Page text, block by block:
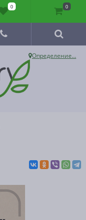
Определение...
0 0